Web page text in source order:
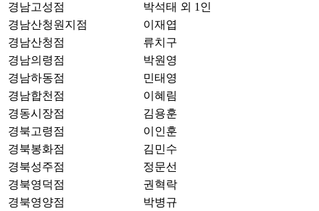
경남고성점
박석태 외 1인
경남산청원지점
이재엽
경남산청점
류치구
경남의령점
박원영
경남하동점
민태영
경남합천점
이혜림
경동시장점
김용훈
경북고령점
이인훈
경북봉화점
김민수
경북성주점
정문선
경북영덕점
권혁락
경북영양점
박병규